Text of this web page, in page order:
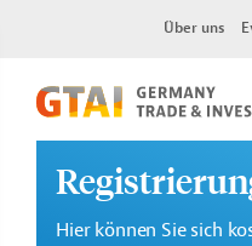
Über uns
Hier können Sie sich